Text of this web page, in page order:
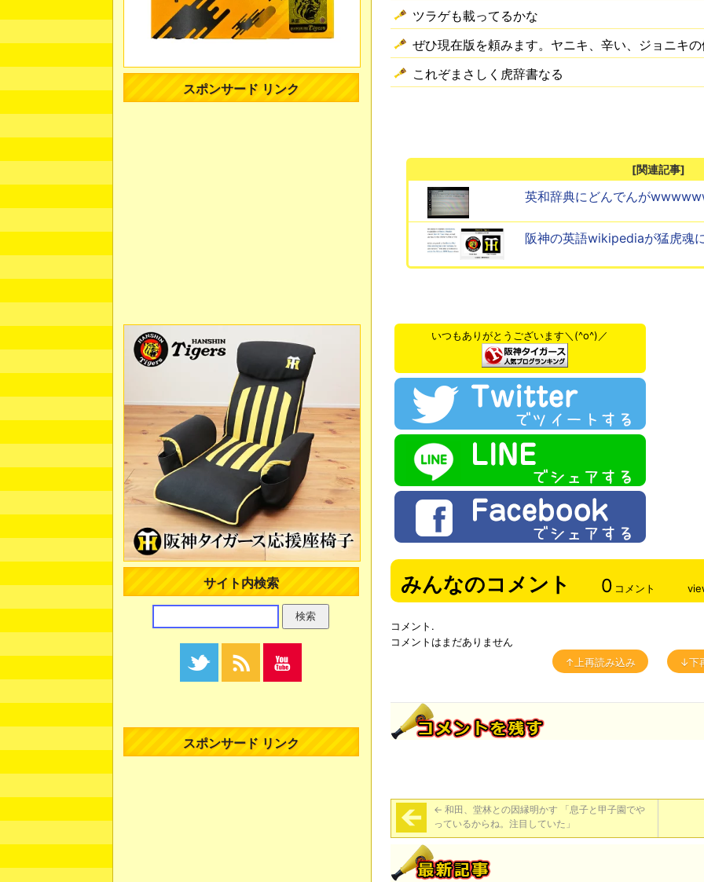
ツラゲも載ってるかな
ぜひ現在版を頼みます。ヤニキ、辛い、ジョニキ
これぞまさしく虎辞書なる
[関連記事]
英和辞典にどんでんが
阪神の英語wikipediaが猛虎魂
いつもありがとうございます＼(^o^)／
みんなのコメント 0 コメント
コメント.
コメントはまだありません
↑上再読み込み
↓下
← 和田、堂林との因縁明かす 「息子と甲子園でや
っているからね。注目していた」
スポンサード リンク
サイト内検索
スポンサード リンク